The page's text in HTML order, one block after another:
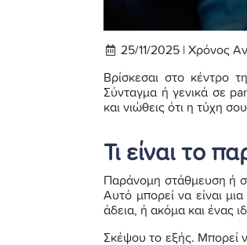
25/11/2025 | Χρόνος
Βρίσκεσαι στο κέντρο
Σύνταγμα ή γενικά σε
και νιώθεις ότι η τύχη
Τι είναι το
Παράνομη στάθμευση ή
Αυτό μπορεί να είναι
άδεια, ή ακόμα και ένας
Σκέψου το εξής. Μπορεί